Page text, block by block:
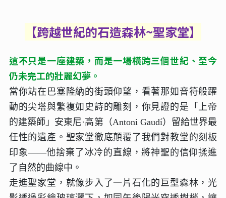
【跨越世紀的石造森林~聖家堂】
這不只是一座建築，而是一場橫跨三個世紀、至今
仍未完工的壯麗幻夢。
當你站在巴塞隆納的街頭仰望，看著那如音符般躍
動的尖塔與繁複如史詩的雕刻，你見證的是「上帝
的建築師」安東尼·高第（Antoni Gaudí）留給世界最
任性的遺產。聖家堂徹底顛覆了我們對教堂的刻板
印象——他捨棄了冰冷的直線，將神聖的信仰揉進
了自然的曲線中。
走進聖家堂，就像步入了一片石化的巨型森林，光